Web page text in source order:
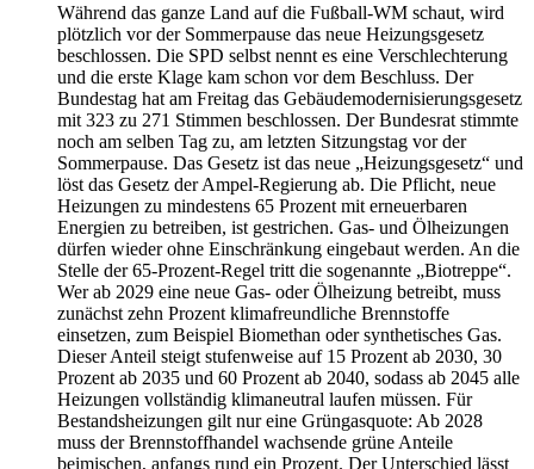
Während das ganze Land auf die Fußball-WM schaut, wird
plötzlich vor der Sommerpause das neue Heizungsgesetz
beschlossen. Die SPD selbst nennt es eine Verschlechterung
und die erste Klage kam schon vor dem Beschluss. Der
Bundestag hat am Freitag das Gebäudemodernisierungsgesetz
mit 323 zu 271 Stimmen beschlossen. Der Bundesrat stimmte
noch am selben Tag zu, am letzten Sitzungstag vor der
Sommerpause. Das Gesetz ist das neue „Heizungsgesetz“ und
löst das Gesetz der Ampel-Regierung ab. Die Pflicht, neue
Heizungen zu mindestens 65 Prozent mit erneuerbaren
Energien zu betreiben, ist gestrichen. Gas- und Ölheizungen
dürfen wieder ohne Einschränkung eingebaut werden. An die
Stelle der 65-Prozent-Regel tritt die sogenannte „Biotreppe“.
Wer ab 2029 eine neue Gas- oder Ölheizung betreibt, muss
zunächst zehn Prozent klimafreundliche Brennstoffe
einsetzen, zum Beispiel Biomethan oder synthetisches Gas.
Dieser Anteil steigt stufenweise auf 15 Prozent ab 2030, 30
Prozent ab 2035 und 60 Prozent ab 2040, sodass ab 2045 alle
Heizungen vollständig klimaneutral laufen müssen. Für
Bestandsheizungen gilt nur eine Grüngasquote: Ab 2028
muss der Brennstoffhandel wachsende grüne Anteile
beimischen, anfangs rund ein Prozent. Der Unterschied lässt